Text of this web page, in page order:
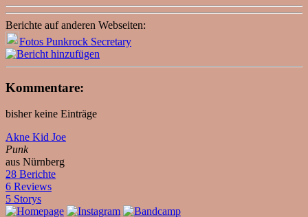
Berichte auf anderen Webseiten:
Fotos Punkrock Secretary
Kommentare:
bisher keine Einträge
Akne Kid Joe
Punk
aus Nürnberg
28 Berichte
6 Reviews
5 Storys